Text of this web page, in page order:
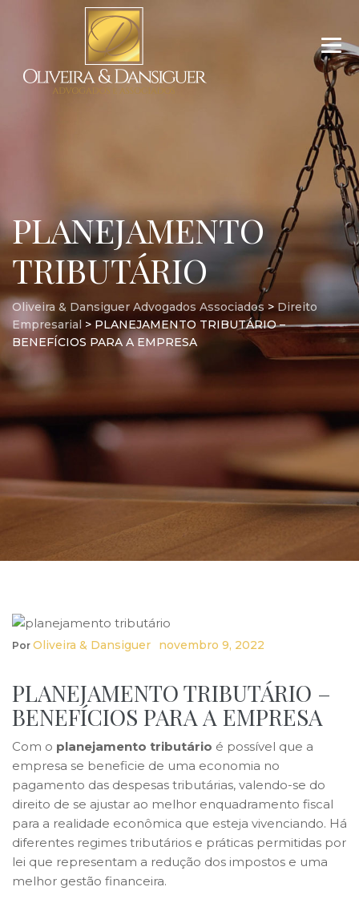
PLANEJAMENTO
TRIBUTÁRIO
Oliveira & Dansiguer Advogados Associados>Direito
Empresarial > PLANEJAMENTO TRIBUTÁRIO –
BENEFÍCIOS PARA A EMPRESA
Por Oliveira & Dansiguer Novembro 9, 2022
PLANEJAMENTO TRIBUTÁRIO –
BENEFÍCIOS PARA A EMPRESA
Com o planejamento tributário é possível que a
empresa se beneficie de uma economia no
pagamento das despesas tributárias, valendo-se do
direito de se ajustar ao melhor enquadramento fiscal
para a realidade econômica que esteja vivenciando. Há
diferentes regimes tributários e práticas permitidas por
lei que representam a redução dos impostos e uma
melhor gestão financeira.